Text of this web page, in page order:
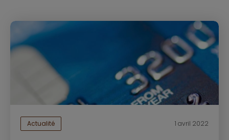
Actualité 1 avril 2022